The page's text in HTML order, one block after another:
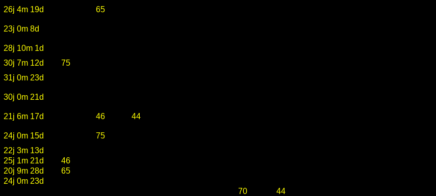
26j 4m 19d
65
23j 0m 8d
28j 10m 1d
30j 7m 12d
75
31j 0m 23d
30j 0m 21d
21j 6m 17d 46
44
24j 0m 15d
75
22j 3m 13d
25j 1m 21d
46
20j 9m 28d
65
24j 0m 23d
70 44